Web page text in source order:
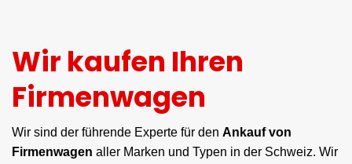
Wir kaufen Ihren
Firmenwagen
Wir sind der führende Experte für den Ankauf von
Firmenwagen aller Marken und Typen in der Schweiz. Wir